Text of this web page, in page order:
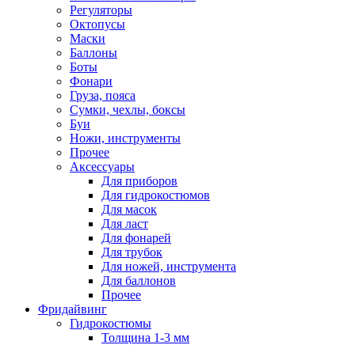
Регуляторы
Октопусы
Маски
Баллоны
Боты
Фонари
Груза, пояса
Сумки, чехлы, боксы
Буи
Ножи, инструменты
Прочее
Аксессуары
Для приборов
Для гидрокостюмов
Для масок
Для ласт
Для фонарей
Для трубок
Для ножей, инструмента
Для баллонов
Прочее
Фридайвинг
Гидрокостюмы
Толщина 1-3 мм